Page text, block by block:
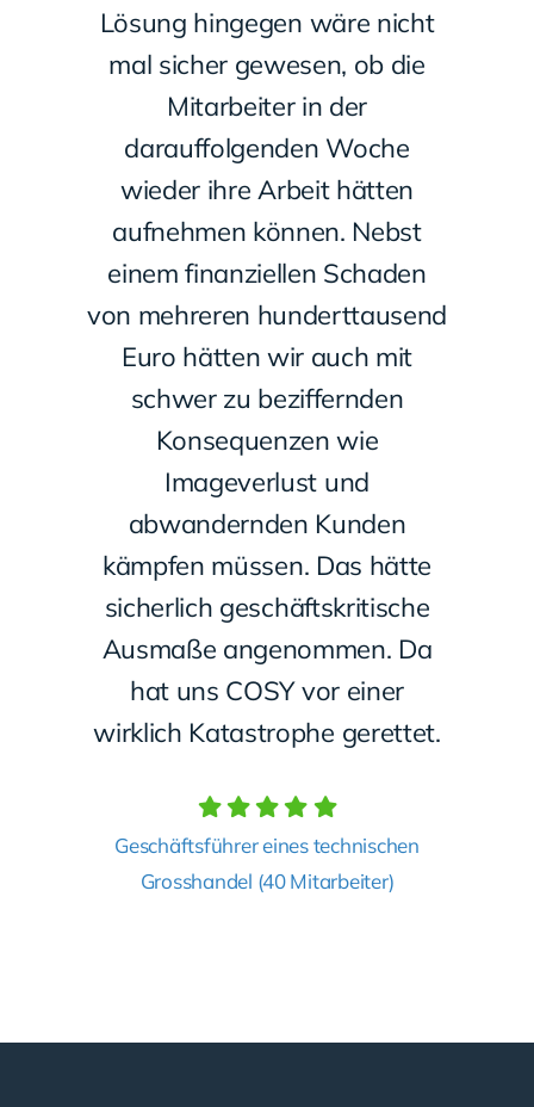
Lösung hingegen wäre nicht
mal sicher gewesen, ob die
Mitarbeiter in der
darauffolgenden Woche
wieder ihre Arbeit hätten
aufnehmen können. Nebst
einem finanziellen Schaden
von mehreren hunderttausend
Euro hätten wir auch mit
schwer zu beziffernden
Konsequenzen wie
Imageverlust und
abwandernden Kunden
kämpfen müssen. Das hätte
sicherlich geschäftskritische
Ausmaße angenommen. Da
hat uns COSY vor einer
wirklich Katastrophe gerettet.
Geschäftsführer eines technischen
Grosshandel (40 Mitarbeiter)